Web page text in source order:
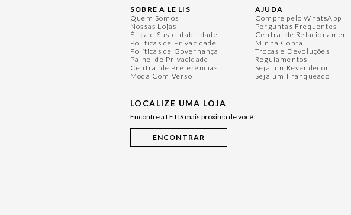
SOBRE A LE LIS
Quem Somos
Nossas Lojas
Ética e Sustentabilidade
Políticas de Privacidade
Políticas de Governança
Painel de Privacidade
Central de Preferências
Moda Com Verso
LOCALIZE UMA LOJA
Encontre a LE LIS mais próxima de você:
AJUDA
Compre pelo WhatsApp
Perguntas Frequentes
Central de
Minha Conta
Trocas e Devoluções
Regulamentos
Seja um Revendedor
Seja um Franqueado